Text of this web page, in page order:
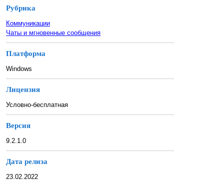
Рубрика
Коммуникации
Чаты и мгновенные сообщения
Платформа
Windows
Лицензия
Условно-бесплатная
Версия
9.2.1.0
Дата релиза
23.02.2022